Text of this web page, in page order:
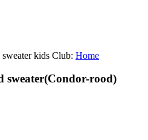
kids Club: Home
sweater(Condor-rood)